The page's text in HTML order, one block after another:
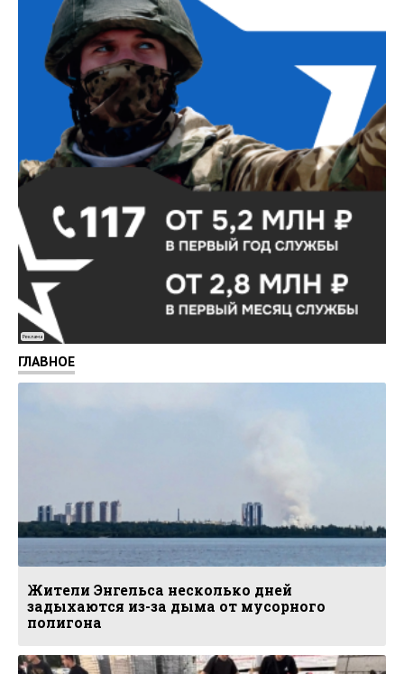
Реклама
ГЛАВНОЕ
Жители Энгельса несколько дней
задыхаются из-за дыма от мусорного
полигона